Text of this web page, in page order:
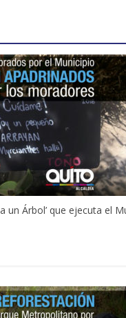
un Árbol’ que ejecuta el